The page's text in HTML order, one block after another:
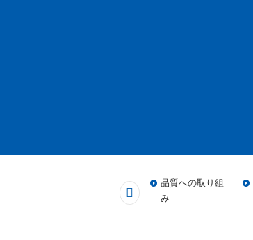
品質への取り組
み